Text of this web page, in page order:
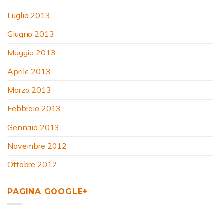
Luglio 2013
Giugno 2013
Maggio 2013
Aprile 2013
Marzo 2013
Febbraio 2013
Gennaio 2013
Novembre 2012
Ottobre 2012
PAGINA GOOGLE+